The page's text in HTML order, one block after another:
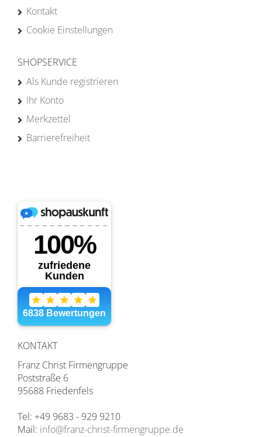
Kontakt
Cookie Einstellungen
SHOPSERVICE
Als Kunde registrieren
Ihr Konto
Merkzettel
Barrierefreiheit
KONTAKT
Franz Christ Firmengruppe
Poststraße 6
95688 Friedenfels
Tel: +49 9683 - 929 9210
Mail: info@franz-christ-firmengruppe.de